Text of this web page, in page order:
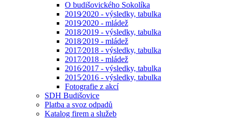
O budišovického Sokolíka
2019⁄2020 - výsledky, tabulka
2019⁄2020 - mládež
2018⁄2019 - výsledky, tabulka
2018⁄2019 - mládež
2017⁄2018 - výsledky, tabulka
2017⁄2018 - mládež
2016⁄2017 - výsledky, tabulka
2015⁄2016 - výsledky, tabulka
Fotografie z akcí
SDH Budišovice
Platba a svoz odpadů
Katalog firem a služeb